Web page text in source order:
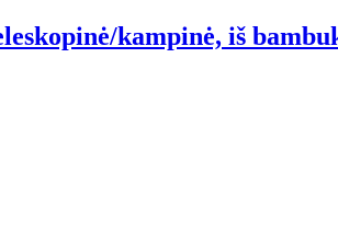
kampinė, iš